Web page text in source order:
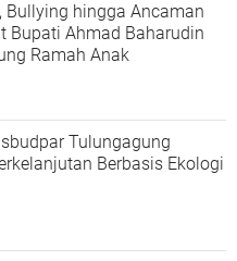
Bullying hingga Ancaman
Bupati Ahmad Baharudin
Ramah Anak
Tulungagung
Berbasis Ekologi